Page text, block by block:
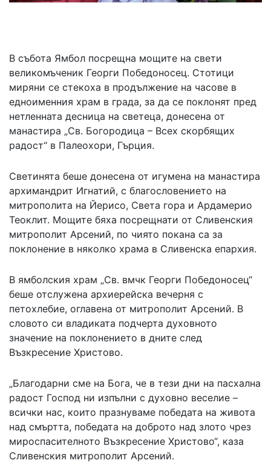
В събота Ямбол посрещна мощите на свети
великомъченик Георги Победоносец. Стотици
миряни се стекоха в продължение на часове в
едноименния храм в града, за да се поклонят пред
нетленната десница на светеца, донесена от
манастира „Св. Богородица – Всех скорбящих
радост“ в Палеохори, Гърция.
Светинята беше донесена от игумена на манастира
архимандрит Игнатий, с благословението на
митрополита на Йерисо, Света гора и Ардамерио
Теоклит. Мощите бяха посрещнати от Сливенския
митрополит Арсений, по чиято покана са за
поклонение в няколко храма в Сливенска епархия.
В ямболския храм „Св. вмчк Георги Победоносец“
беше отслужена архиерейска вечерня с
петохлебие, оглавена от митрополит Арсений. В
словото си владиката подчерта духовното
значение на поклонението в дните след
Възкресение Христово.
„Благодарни сме на Бога, че в тези дни на пасхална
радост Господ ни изпълни с духовно веселие –
всички нас, които празнуваме победата на живота
над смъртта, победата на доброто над злото чрез
мироспасителното Възкресение Христово“, каза
Сливенския митрополит Арсений.